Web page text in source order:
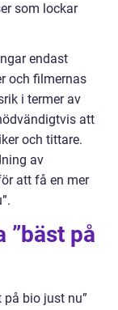
som lockar
endast
och filmernas
i termer av
att
och tittare.
av
att få en mer
”bäst på
på bio just nu”